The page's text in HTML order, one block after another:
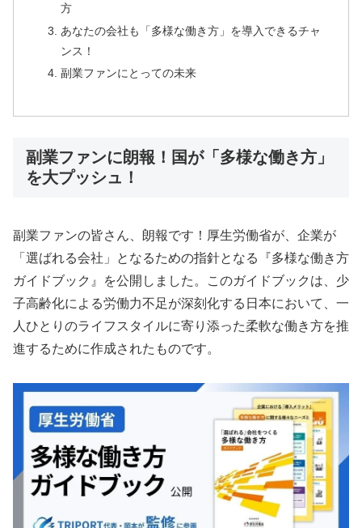
方
あなたの会社も「多様な働き方」を導入できるチャ
ンス！
副業ファンにとっての未来
副業ファンに朗報！国が「多様な働き方」
を大プッシュ！
副業ファンの皆さん、朗報です！厚生労働省が、企業が
「選ばれる会社」となるための指針となる『多様な働き方
ガイドブック』を公開しました。このガイドブックは、少
子高齢化による労働力不足が深刻化する日本において、一
人ひとりのライフスタイルに寄り添った柔軟な働き方を推
進するために作成されたものです。